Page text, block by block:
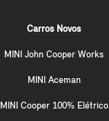
Carros Novos
MINI John Cooper Works
MINI Aceman
MINI Cooper 100% Elétrico